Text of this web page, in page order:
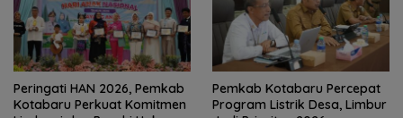
Peringati HAN 2026, Pemkab
Kotabaru Perkuat Komitmen
Pemkab Kotabaru Percepat
Program Listrik Desa, Limbur